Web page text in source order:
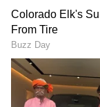
ತವಾದ ಬಳಕೆ
ತುಪ್ಪ ಮತ್ತು
ಮೇಲೆ ಒಂದು
ಪದರವು
ಲಿಕ್ವಿಡ್ ಅಥವಾ